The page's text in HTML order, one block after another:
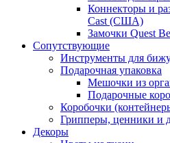
Коннекторы и
Cast (США)
Замочки Quest
Сопутствующие
Инструменты для
Подарочная упаковка
Мешочки из
Подарочные
Коробочки
Грипперы, ценники и
Декоры